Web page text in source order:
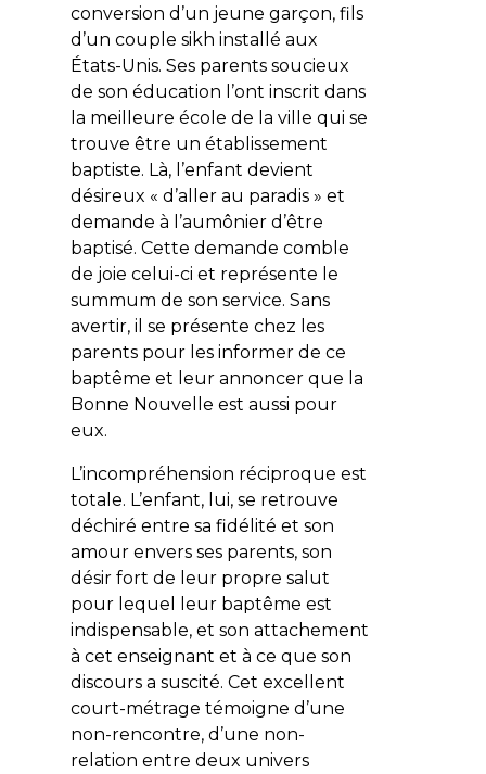
conversion d’un jeune garçon, fils
d’un couple sikh installé aux
États-Unis. Ses parents soucieux
de son éducation l’ont inscrit dans
la meilleure école de la ville qui se
trouve être un établissement
baptiste. Là, l’enfant devient
désireux « d’aller au paradis » et
demande à l’aumônier d’être
baptisé. Cette demande comble
de joie celui-ci et représente le
summum de son service. Sans
avertir, il se présente chez les
parents pour les informer de ce
baptême et leur annoncer que la
Bonne Nouvelle est aussi pour
eux.
L’incompréhension réciproque est
totale. L’enfant, lui, se retrouve
déchiré entre sa fidélité et son
amour envers ses parents, son
désir fort de leur propre salut
pour lequel leur baptême est
indispensable, et son attachement
à cet enseignant et à ce que son
discours a suscité. Cet excellent
court-métrage témoigne d’une
non-rencontre, d’une non-
relation entre deux univers